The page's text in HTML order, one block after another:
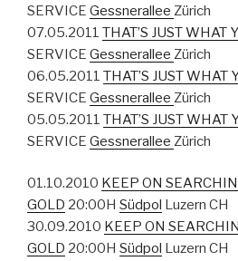
SERVICE Gessnerallee Zürich
07.05.2011 THAT’S JUST WHAT
SERVICE Gessnerallee Zürich
06.05.2011 THAT’S JUST WHAT
SERVICE Gessnerallee Zürich
05.05.2011 THAT’S JUST WHAT
SERVICE Gessnerallee Zürich
01.10.2010 KEEP ON
GOLD 20:00H Südpol Luzern CH
30.09.2010 KEEP ON
GOLD 20:00H Südpol Luzern CH